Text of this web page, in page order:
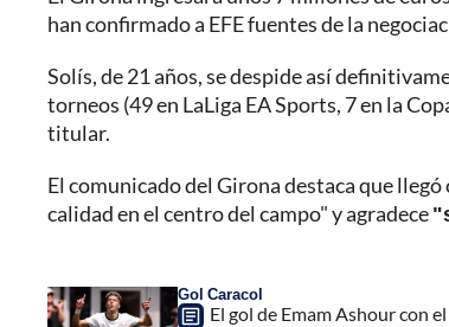
han confirmado a EFE fuentes de la
Solís, de 21 años, se despide así
torneos (49 en LaLiga EA Sports, 7 en la
titular.
El comunicado del Girona destaca que
calidad en el centro del campo" y agradece
Gol Caracol
El gol de Emam Ashour con